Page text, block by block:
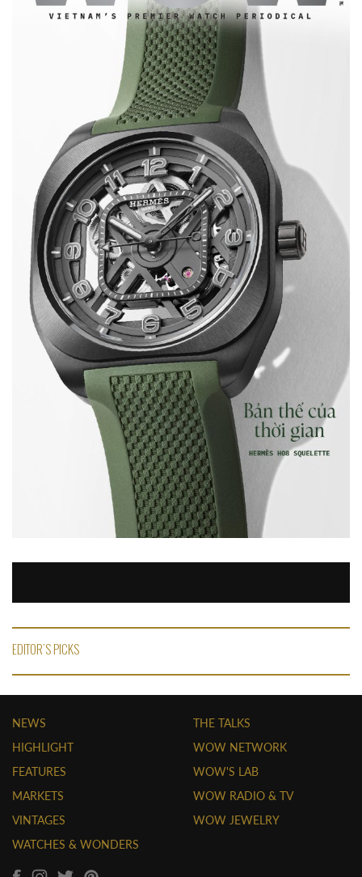
EDITOR'S PICKS
NEWS
HIGHLIGHT
FEATURES
MARKETS
VINTAGES
WATCHES & WONDERS
THE TALKS
WOW NETWORK
WOW'S LAB
WOW RADIO & TV
WOW JEWELRY